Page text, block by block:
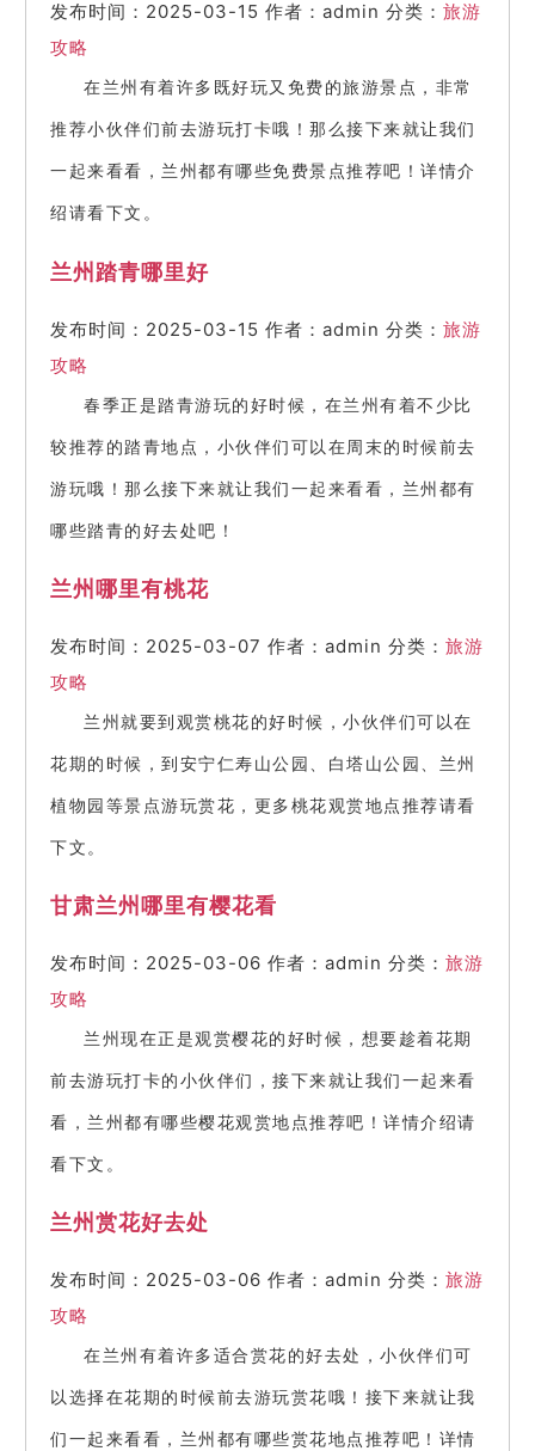
发布时间：2025-03-15 作者：admin 分类： 旅游
攻略
在兰州有着许多既好玩又免费的旅游景点，非常
推荐小伙伴们前去游玩打卡哦！那么接下来就让我们
一起来看看，兰州都有哪些免费景点推荐吧！详情介
绍请看下文。
兰州踏青哪里好
发布时间：2025-03-15 作者：admin 分类： 旅游
攻略
春季正是踏青游玩的好时候，在兰州有着不少比
较推荐的踏青地点，小伙伴们可以在周末的时候前去
游玩哦！那么接下来就让我们一起来看看，兰州都有
哪些踏青的好去处吧！
兰州哪里有桃花
发布时间：2025-03-07 作者：admin 分类： 旅游
攻略
兰州就要到观赏桃花的好时候，小伙伴们可以在
花期的时候，到安宁仁寿山公园、白塔山公园、兰州
植物园等景点游玩赏花，更多桃花观赏地点推荐请看
下文。
甘肃兰州哪里有樱花看
发布时间：2025-03-06 作者：admin 分类： 旅游
攻略
兰州现在正是观赏樱花的好时候，想要趁着花期
前去游玩打卡的小伙伴们，接下来就让我们一起来看
看，兰州都有哪些樱花观赏地点推荐吧！详情介绍请
看下文。
兰州赏花好去处
发布时间：2025-03-06 作者：admin 分类： 旅游
攻略
在兰州有着许多适合赏花的好去处，小伙伴们可
以选择在花期的时候前去游玩赏花哦！接下来就让我
们一起来看看，兰州都有哪些赏花地点推荐吧！详情